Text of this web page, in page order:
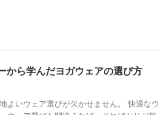
から学んだヨガウェアの選び方
よいウェア選びが欠かせません。 快適なウ